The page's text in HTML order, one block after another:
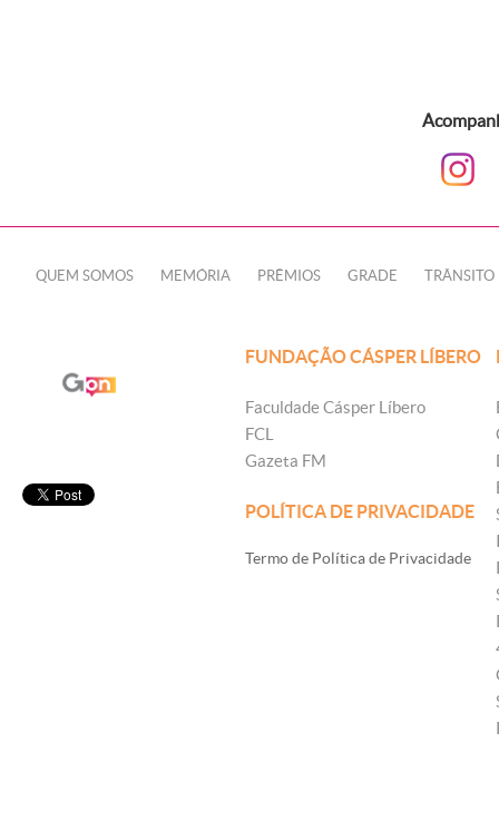
QUEM SOMOS MEMÓRIA PRÊMIOS GRADE TRÂNSITO
FUNDAÇÃO CÁSPER LÍBERO
Faculdade Cásper Líbero
FCL
Gazeta FM
POLÍTICA DE PRIVACIDADE
Termo de Política de Privacidade